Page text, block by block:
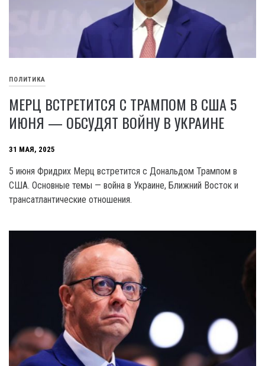
ПОЛИТИКА
МЕРЦ ВСТРЕТИТСЯ С ТРАМПОМ В США 5
ИЮНЯ — ОБСУДЯТ ВОЙНУ В УКРАИНЕ
31 МАЯ, 2025
5 июня Фридрих Мерц встретится с Дональдом Трампом в
США. Основные темы — война в Украине, Ближний Восток и
трансатлантические отношения.